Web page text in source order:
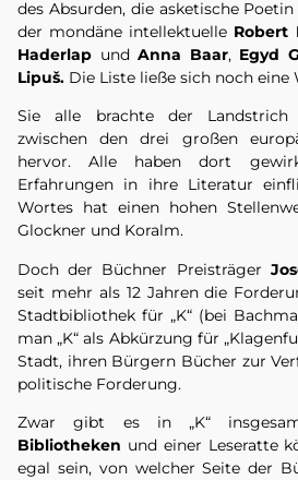
des Absurden, die asketische
der mondäne intellektuelle Robert
Haderlap undAnna Baar, Egyd
Lipuš. Die Liste ließe sich noch eine
Sie alle brachte der
zwischen den drei großen
hervor. Alle haben dort
Erfahrungen in ihre Literatur
Wortes hat einen hohen
Glockner und Koralm.
Doch der Büchner Preisträger
seit mehr als 12 Jahren die
Stadtbibliothek für „K“ (bei
man „K“ als Abkürzung für
Stadt, ihren Bürgern Bücher zur
politische Forderung.
Zwar gibt es in „K“
Bibliotheken und einer Leseratte
egal sein, von welcher Seite der